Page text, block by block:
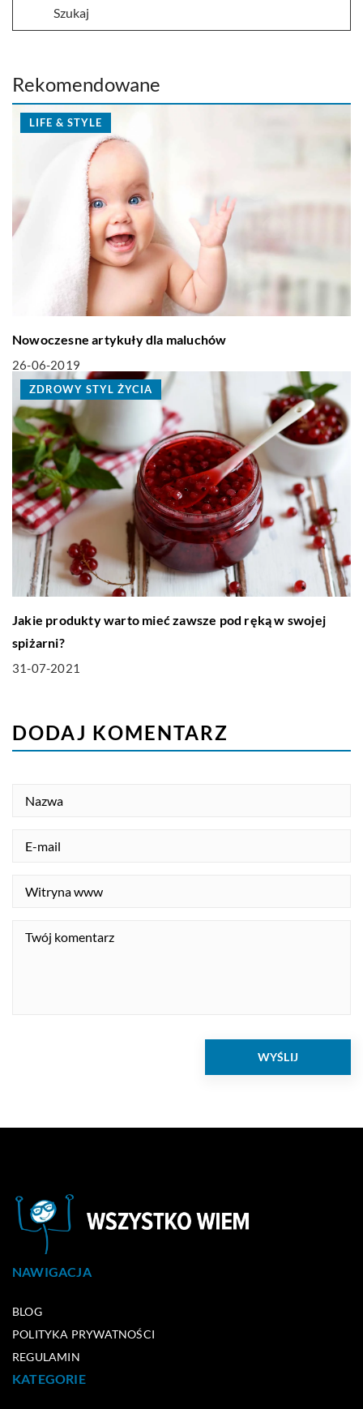
Rekomendowane
LIFE & STYLE
Nowoczesne artykuły dla maluchów
26-06-2019
ZDROWY STYL ŻYCIA
Jakie produkty warto mieć zawsze pod ręką w swojej
spiżarni?
31-07-2021
DODAJ KOMENTARZ
NAWIGACJA
BLOG
POLITYKA PRYWATNOŚCI
REGULAMIN
KATEGORIE